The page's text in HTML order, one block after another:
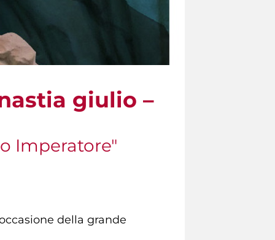
giulio –
Imperatore"
della grande